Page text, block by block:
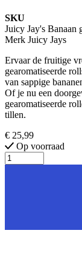
SKU
Juicy Jay's Banaan
Merk Juicy Jays
Ervaar de fruitige
gearomatiseerde
van sappige
Of je nu een
gearomatiseerde
tillen.
€ 25,99
Op voorraad